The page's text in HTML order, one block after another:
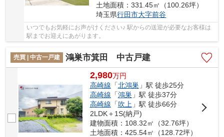
土地面積：331.45㎡（100.26坪）
埼玉県行田市大字前谷
いつでもお気軽にお声がけください♪ 駅からの送迎が必要なお客様は
駅までお迎えにあがります。
売買 | 中古一戸建 鴻巣市箕田 中古戸建
2,980万円
高崎線 「北鴻巣 」駅 徒歩25分
高崎線 「鴻巣 」駅 徒歩37分
高崎線 「吹上 」駅 徒歩66分
2LDK＋1S(納戸)
建物面積：108.32㎡（32.76坪）
土地面積：425.54㎡（128.72坪）